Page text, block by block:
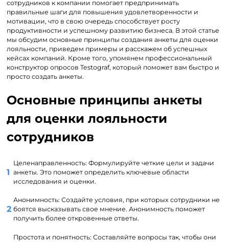
сотрудников к компании помогает предпринимать
правильные шаги для повышения удовлетворенности и
мотивации, что в свою очередь способствует росту
продуктивности и успешному развитию бизнеса. В этой статье
мы обсудим основные принципы создания анкеты для оценки
лояльности, приведем примеры и расскажем об успешных
кейсах компаний. Кроме того, упомянем профессиональный
конструктор опросов Testograf, который поможет вам быстро и
просто создать анкеты.
Основные принципы анкеты
для оценки лояльности
сотрудников
Целенаправленность: Формулируйте четкие цели и задачи
анкеты. Это поможет определить ключевые области
исследования и оценки.
Анонимность: Создайте условия, при которых сотрудники не
боятся высказывать свое мнение. Анонимность поможет
получить более откровенные ответы.
Простота и понятность: Составляйте вопросы так, чтобы они